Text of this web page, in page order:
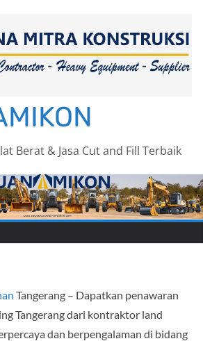
Berat & Jasa Cut and Fill Terbaik
Tangerang – Dapatkan penawaran
Tangerang dari kontraktor land
dan berpengalaman di bidang